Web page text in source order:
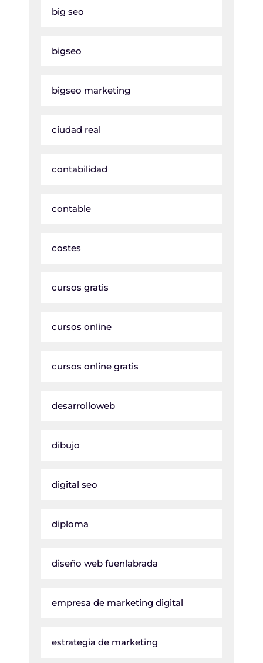
big seo
bigseo
bigseo marketing
ciudad real
contabilidad
contable
costes
cursos gratis
cursos online
cursos online gratis
desarrolloweb
dibujo
digital seo
diploma
diseño web fuenlabrada
empresa de marketing digital
estrategia de marketing